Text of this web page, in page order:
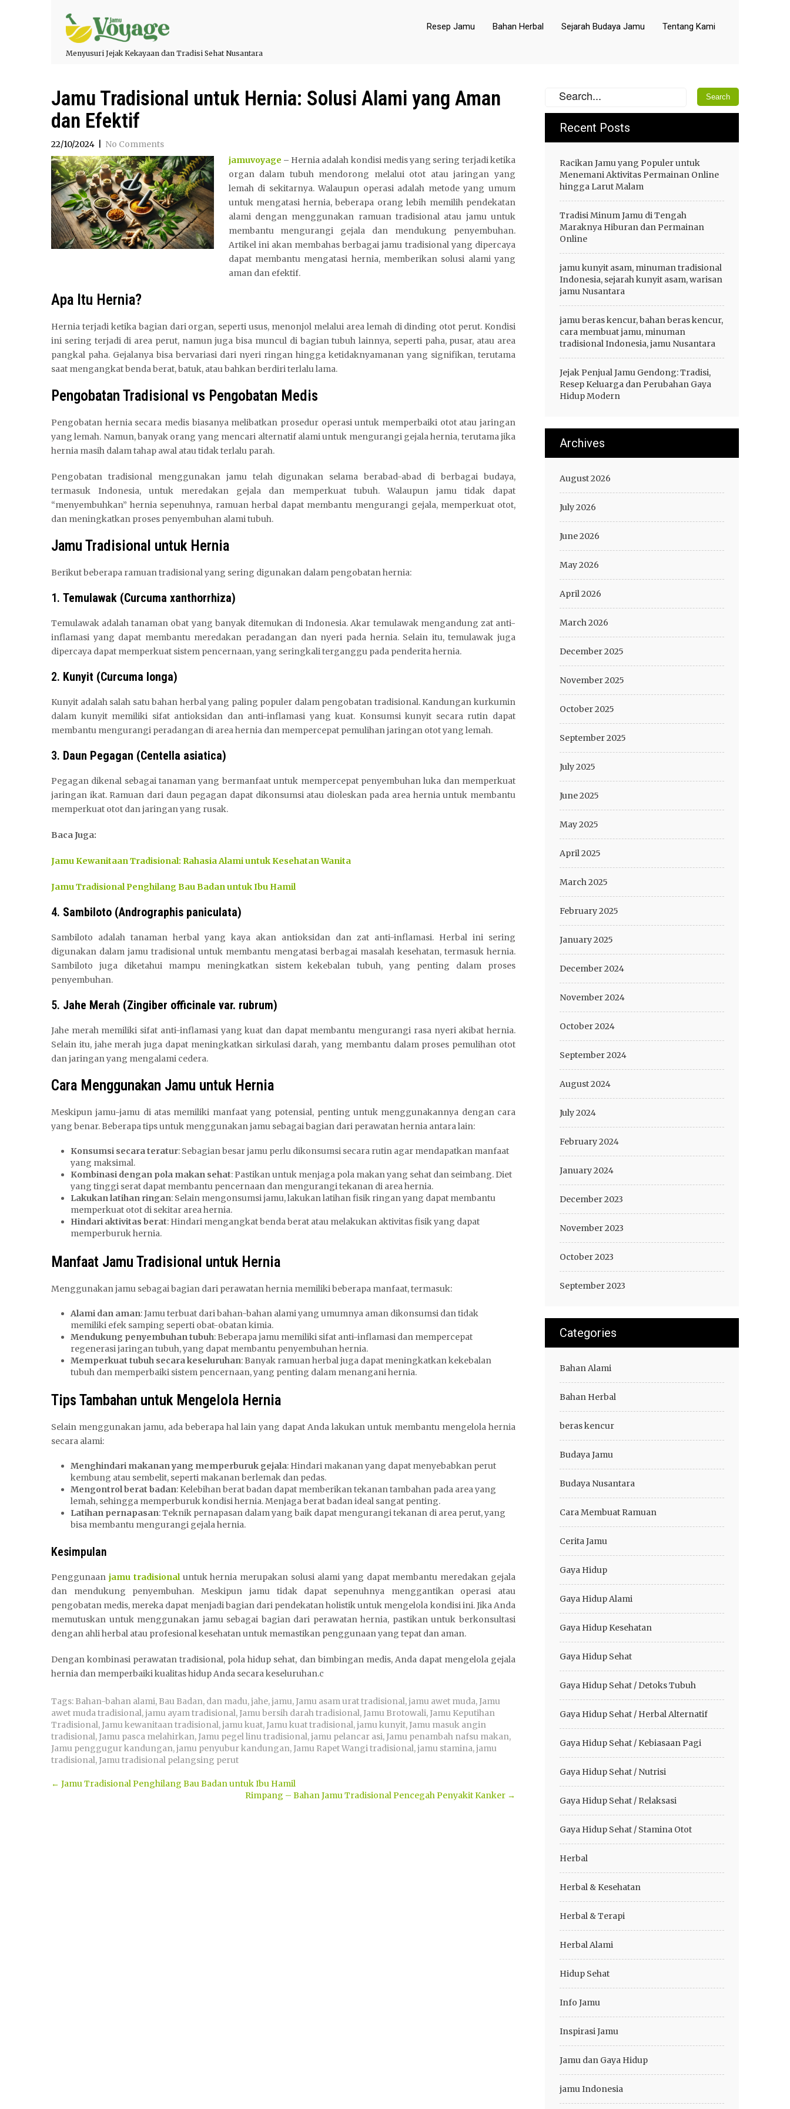
Menyusuri Jejak Kekayaan dan Tradisi Sehat Nusantara
Resep Jamu Bahan Herbal Sejarah Budaya Jamu Tentang Kami
Jamu Tradisional untuk Hernia: Solusi Alami yang Aman
dan Efektif
22/10/2024
No Comments
jamuvoyage – Hernia adalah kondisi medis yang sering terjadi ketika
organ dalam tubuh mendorong melalui otot atau jaringan yang
lemah di sekitarnya. Walaupun operasi adalah metode yang umum
untuk mengatasi hernia, beberapa orang lebih memilih pendekatan
alami dengan menggunakan ramuan tradisional atau jamu untuk
membantu mengurangi gejala dan mendukung penyembuhan.
Artikel ini akan membahas berbagai jamu tradisional yang dipercaya
dapat membantu mengatasi hernia, memberikan solusi alami yang
aman dan efektif.
Apa Itu Hernia?
Hernia terjadi ketika bagian dari organ, seperti usus, menonjol melalui area lemah di dinding otot perut. Kondisi
ini sering terjadi di area perut, namun juga bisa muncul di bagian tubuh lainnya, seperti paha, pusar, atau area
pangkal paha. Gejalanya bisa bervariasi dari nyeri ringan hingga ketidaknyamanan yang signifikan, terutama
saat mengangkat benda berat, batuk, atau bahkan berdiri terlalu lama.
Pengobatan Tradisional vs Pengobatan Medis
Pengobatan hernia secara medis biasanya melibatkan prosedur operasi untuk memperbaiki otot atau jaringan
yang lemah. Namun, banyak orang yang mencari alternatif alami untuk mengurangi gejala hernia, terutama jika
hernia masih dalam tahap awal atau tidak terlalu parah.
Pengobatan tradisional menggunakan jamu telah digunakan selama berabad-abad di berbagai budaya,
termasuk Indonesia, untuk meredakan gejala dan memperkuat tubuh. Walaupun jamu tidak dapat
“menyembuhkan” hernia sepenuhnya, ramuan herbal dapat membantu mengurangi gejala, memperkuat otot,
dan meningkatkan proses penyembuhan alami tubuh.
Jamu Tradisional untuk Hernia
Berikut beberapa ramuan tradisional yang sering digunakan dalam pengobatan hernia:
1. Temulawak (Curcuma xanthorrhiza)
Temulawak adalah tanaman obat yang banyak ditemukan di Indonesia. Akar temulawak mengandung zat anti-
inflamasi yang dapat membantu meredakan peradangan dan nyeri pada hernia. Selain itu, temulawak juga
dipercaya dapat memperkuat sistem pencernaan, yang seringkali terganggu pada penderita hernia.
2. Kunyit (Curcuma longa)
Kunyit adalah salah satu bahan herbal yang paling populer dalam pengobatan tradisional. Kandungan kurkumin
dalam kunyit memiliki sifat antioksidan dan anti-inflamasi yang kuat. Konsumsi kunyit secara rutin dapat
membantu mengurangi peradangan di area hernia dan mempercepat pemulihan jaringan otot yang lemah.
3. Daun Pegagan (Centella asiatica)
Pegagan dikenal sebagai tanaman yang bermanfaat untuk mempercepat penyembuhan luka dan memperkuat
jaringan ikat. Ramuan dari daun pegagan dapat dikonsumsi atau dioleskan pada area hernia untuk membantu
memperkuat otot dan jaringan yang rusak.
Baca Juga:
Jamu Kewanitaan Tradisional: Rahasia Alami untuk Kesehatan Wanita
Jamu Tradisional Penghilang Bau Badan untuk Ibu Hamil
4. Sambiloto (Andrographis paniculata)
Sambiloto adalah tanaman herbal yang kaya akan antioksidan dan zat anti-inflamasi. Herbal ini sering
digunakan dalam jamu tradisional untuk membantu mengatasi berbagai masalah kesehatan, termasuk hernia.
Sambiloto juga diketahui mampu meningkatkan sistem kekebalan tubuh, yang penting dalam proses
penyembuhan.
5. Jahe Merah (Zingiber officinale var. rubrum)
Jahe merah memiliki sifat anti-inflamasi yang kuat dan dapat membantu mengurangi rasa nyeri akibat hernia.
Selain itu, jahe merah juga dapat meningkatkan sirkulasi darah, yang membantu dalam proses pemulihan otot
dan jaringan yang mengalami cedera.
Cara Menggunakan Jamu untuk Hernia
Meskipun jamu-jamu di atas memiliki manfaat yang potensial, penting untuk menggunakannya dengan cara
yang benar. Beberapa tips untuk menggunakan jamu sebagai bagian dari perawatan hernia antara lain:
Konsumsi secara teratur: Sebagian besar jamu perlu dikonsumsi secara rutin agar mendapatkan manfaat
yang maksimal.
Kombinasi dengan pola makan sehat: Pastikan untuk menjaga pola makan yang sehat dan seimbang. Diet
yang tinggi serat dapat membantu pencernaan dan mengurangi tekanan di area hernia.
Lakukan latihan ringan: Selain mengonsumsi jamu, lakukan latihan fisik ringan yang dapat membantu
memperkuat otot di sekitar area hernia.
Hindari aktivitas berat: Hindari mengangkat benda berat atau melakukan aktivitas fisik yang dapat
memperburuk hernia.
Manfaat Jamu Tradisional untuk Hernia
Menggunakan jamu sebagai bagian dari perawatan hernia memiliki beberapa manfaat, termasuk:
Alami dan aman: Jamu terbuat dari bahan-bahan alami yang umumnya aman dikonsumsi dan tidak
memiliki efek samping seperti obat-obatan kimia.
Mendukung penyembuhan tubuh: Beberapa jamu memiliki sifat anti-inflamasi dan mempercepat
regenerasi jaringan tubuh, yang dapat membantu penyembuhan hernia.
Memperkuat tubuh secara keseluruhan: Banyak ramuan herbal juga dapat meningkatkan kekebalan
tubuh dan memperbaiki sistem pencernaan, yang penting dalam menangani hernia.
Tips Tambahan untuk Mengelola Hernia
Selain menggunakan jamu, ada beberapa hal lain yang dapat Anda lakukan untuk membantu mengelola hernia
secara alami:
Menghindari makanan yang memperburuk gejala: Hindari makanan yang dapat menyebabkan perut
kembung atau sembelit, seperti makanan berlemak dan pedas.
Mengontrol berat badan: Kelebihan berat badan dapat memberikan tekanan tambahan pada area yang
lemah, sehingga memperburuk kondisi hernia. Menjaga berat badan ideal sangat penting.
Latihan pernapasan: Teknik pernapasan dalam yang baik dapat mengurangi tekanan di area perut, yang
bisa membantu mengurangi gejala hernia.
Kesimpulan
Penggunaan jamu tradisionaluntuk hernia merupakan solusi alami yang dapat membantu meredakan gejala
dan mendukung penyembuhan. Meskipun jamu tidak dapat sepenuhnya menggantikan operasi atau
pengobatan medis, mereka dapat menjadi bagian dari pendekatan holistik untuk mengelola kondisi ini. Jika Anda
memutuskan untuk menggunakan jamu sebagai bagian dari perawatan hernia, pastikan untuk berkonsultasi
dengan ahli herbal atau profesional kesehatan untuk memastikan penggunaan yang tepat dan aman.
Dengan kombinasi perawatan tradisional, pola hidup sehat, dan bimbingan medis, Anda dapat mengelola gejala
hernia dan memperbaiki kualitas hidup Anda secara keseluruhan.c
Tags: Bahan-bahan alami, Bau Badan, dan madu,jahe,jamu,Jamu asam urat tradisional,jamu awet muda,Jamu
awet muda tradisional,jamu ayam tradisional,Jamu bersih darah tradisional,Jamu Brotowali,Jamu Keputihan
Tradisional,Jamu kewanitaan tradisional,jamu kuat,Jamu kuat tradisional,jamu kunyit,Jamu masuk angin
tradisional,Jamu pasca melahirkan,Jamu pegel linu tradisional,jamu pelancar asi,Jamu penambah nafsu makan,
Jamu penggugur kandungan,jamu penyubur kandungan,Jamu Rapet Wangi tradisional,jamu stamina,jamu
tradisional,Jamu tradisional pelangsing perut
Post
← Jamu Tradisional Penghilang Bau Badan untuk Ibu Hamil
Rimpang – Bahan Jamu Tradisional Pencegah Penyakit Kanker →
Recent Posts
Racikan Jamu yang Populer untuk
Menemani Aktivitas Permainan Online
hingga Larut Malam
Tradisi Minum Jamu di Tengah
Maraknya Hiburan dan Permainan
Online
jamu kunyit asam, minuman tradisional
Indonesia, sejarah kunyit asam, warisan
jamu Nusantara
jamu beras kencur, bahan beras kencur,
cara membuat jamu, minuman
tradisional Indonesia, jamu Nusantara
Jejak Penjual Jamu Gendong: Tradisi,
Resep Keluarga dan Perubahan Gaya
Hidup Modern
Archives
August 2026
July 2026
June 2026
May 2026
April 2026
March 2026
December 2025
November 2025
October 2025
September 2025
July 2025
June 2025
May 2025
April 2025
March 2025
February 2025
January 2025
December 2024
November 2024
October 2024
September 2024
August 2024
July 2024
February 2024
January 2024
December 2023
November 2023
October 2023
September 2023
Categories
Bahan Alami
Bahan Herbal
beras kencur
Budaya Jamu
Budaya Nusantara
Cara Membuat Ramuan
Cerita Jamu
Gaya Hidup
Gaya Hidup Alami
Gaya Hidup Kesehatan
Gaya Hidup Sehat
Gaya Hidup Sehat / Detoks Tubuh
Gaya Hidup Sehat / Herbal Alternatif
Gaya Hidup Sehat / Kebiasaan Pagi
Gaya Hidup Sehat / Nutrisi
Gaya Hidup Sehat / Relaksasi
Gaya Hidup Sehat / Stamina Otot
Herbal
Herbal & Kesehatan
Herbal & Terapi
Herbal Alami
Hidup Sehat
Info Jamu
Inspirasi Jamu
Jamu dan Gaya Hidup
jamu Indonesia